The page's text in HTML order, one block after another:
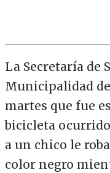
La Secretaría de
Municipalidad
martes que fue
bicicleta
a un chico le
color negro